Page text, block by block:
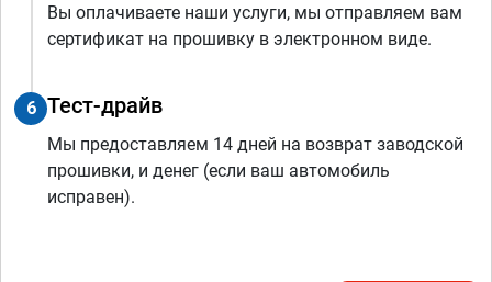
Вы оплачиваете наши услуги, мы отправляем вам
сертификат на прошивку в электронном виде.
6 Тест-драйв
Мы предоставляем 14 дней на возврат заводской
прошивки, и денег (если ваш автомобиль
исправен).